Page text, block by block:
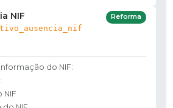
NIF Reforma
do NIF:
NIF